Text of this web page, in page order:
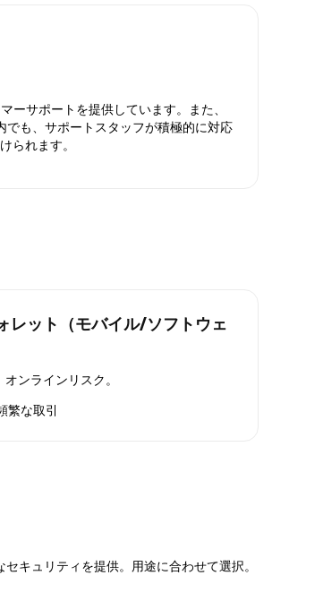
ーサポートを提供しています。また、
も、サポートスタッフが積極的に対応
られます。
レット（モバイル/ソフトウェ
ンラインリスク。
繁な取引
キュリティを提供。用途に合わせて選択。